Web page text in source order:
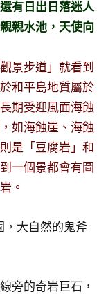
有日出日落迷人
親水池，天使向
景步道」就看到
和平島地質屬於
期受迎風面海蝕
如海蝕崖、海蝕
是「豆腐岩」和
一個景都會有圖
。
，大自然的鬼斧
旁的奇岩巨石，